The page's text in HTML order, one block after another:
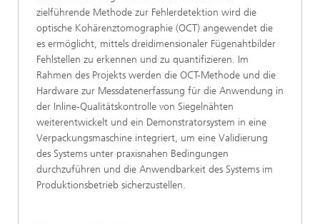
zielführende Methode zur Fehlerdetektion wird die
optische Kohärenztomographie (OCT) angewendet die
es ermöglicht, mittels dreidimensionaler Fügenahtbilder
Fehlstellen zu erkennen und zu quantifizieren. Im
Rahmen des Projekts werden die OCT-Methode und die
Hardware zur Messdatenerfassung für die Anwendung in
der Inline-Qualitätskontrolle von Siegelnähten
weiterentwickelt und ein Demonstratorsystem in eine
Verpackungsmaschine integriert, um eine Validierung
des Systems unter praxisnahen Bedingungen
durchzuführen und die Anwendbarkeit des Systems im
Produktionsbetrieb sicherzustellen.